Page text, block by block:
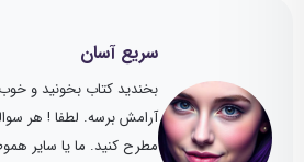
سریع آسان
بخندید کتاب بخونید و
آرامش برسه. لطفا ! هر
مطرح کنید. ما یا سایر